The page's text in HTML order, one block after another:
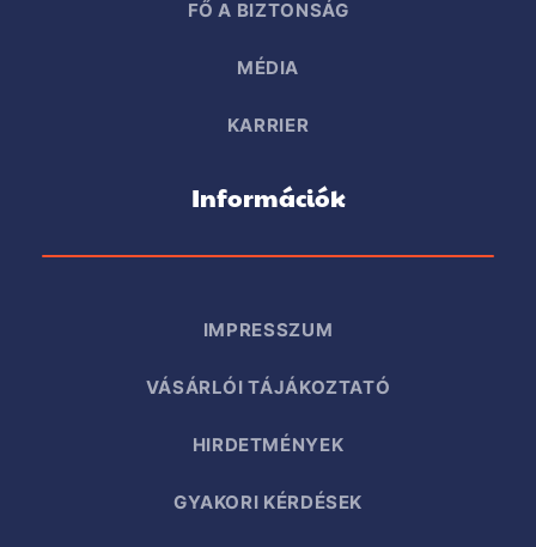
FŐ A BIZTONSÁG
MÉDIA
KARRIER
Információk
IMPRESSZUM
VÁSÁRLÓI TÁJÁKOZTATÓ
HIRDETMÉNYEK
GYAKORI KÉRDÉSEK